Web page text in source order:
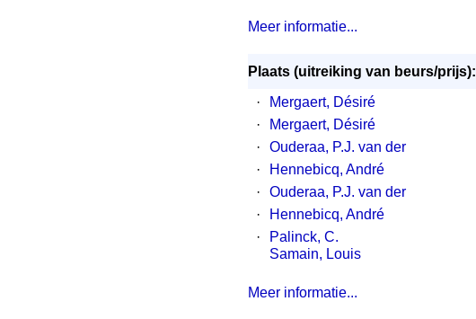
Meer informatie...
Plaats (uitreiking van beurs/prijs):
·
Mergaert, Désiré
·
Mergaert, Désiré
·
Ouderaa, P.J. van der
·
Hennebicq, André
·
Ouderaa, P.J. van der
·
Hennebicq, André
·
Palinck, C.
Samain, Louis
Meer informatie...